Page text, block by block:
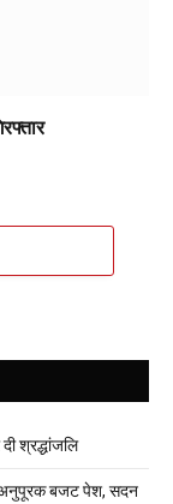
श्रद्धांजलि
अनुपूरक बजट पेश, सदन